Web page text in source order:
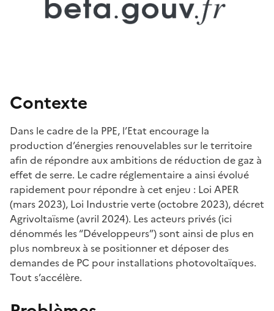
Contexte
Dans le cadre de la PPE, l’Etat encourage la
production d’énergies renouvelables sur le territoire
afin de répondre aux ambitions de réduction de gaz à
effet de serre. Le cadre réglementaire a ainsi évolué
rapidement pour répondre à cet enjeu : Loi APER
(mars 2023), Loi Industrie verte (octobre 2023), décret
Agrivoltaïsme (avril 2024). Les acteurs privés (ici
dénommés les “Développeurs”) sont ainsi de plus en
plus nombreux à se positionner et déposer des
demandes de PC pour installations photovoltaïques.
Tout s’accélère.